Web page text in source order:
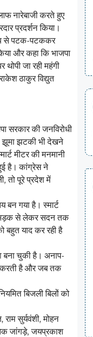
नारेबाजी करते हुए
प्रदर्शन किया।
से पटक-पटककर
और कहा कि भाजपा
जा रही महंगी
ठाकुर विद्युत
सरकार की जनविरोधी
झूमा झटकी भी देखने
मीटर की मनमानी
है। कांग्रेस ने
तो पूरे प्रदेश में
बन गया है। स्मार्ट
सड़क से लेकर सदन तक
बहुत याद कर रही है
बना चुकी है। अनाप-
करती है और जब तक
बिजली बिलों को
सुर्यवंशी, मोहन
जांगड़े, जयप्रकाश